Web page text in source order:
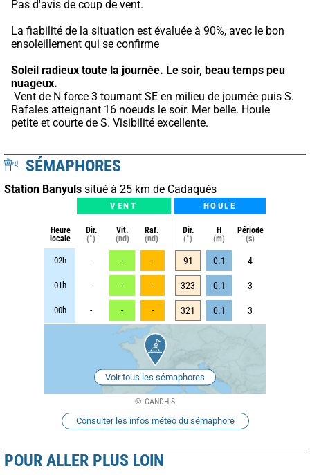
Pas d'avis de coup de vent.
La fiabilité de la situation est évaluée à 90%, avec le bon
ensoleillement qui se confirme
Soleil radieux toute la journée. Le soir, beau temps peu
nuageux.
Rafales atteignant 16 noeuds le soir. Mer belle. Houle
petite et courte de S. Visibilité excellente.
SÉMAPHORES
Station Banyuls situé à 25 km de Cadaqués
VENT HOULE
Heure
locale
Dir.
(°)
Vit.
(nd)
Raf.
(nd)
Dir.
(°)
H
(m)
Période
(s)
02h - - - 91 0.1 4
01h - - - 323 0.1 3
00h - - - 321 0.1 3
Voir tous les sémaphores
CANDHIS
Consulter les infos météo du sémaphore
POUR ALLER PLUS LOIN